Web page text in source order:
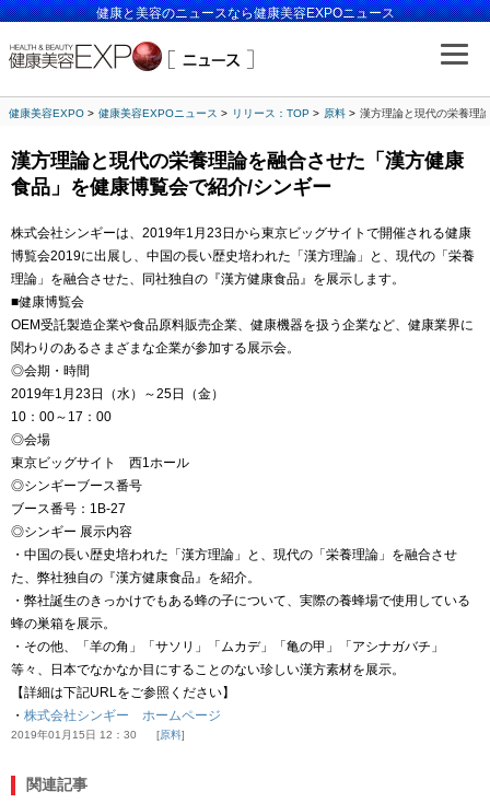
健康と美容のニュースなら健康美容EXPOニュース
健康美容EXPO 健康美容EXPOニュース リリース：TOP 原料 漢方理論と現代の栄養理
漢方理論と現代の栄養理論を融合させた「漢方健康
食品」を健康博覧会で紹介/シンギー
株式会社シンギーは、2019年1月23日から東京ビッグサイトで開催される健康
博覧会2019に出展し、中国の長い歴史培われた「漢方理論」と、現代の「栄養
理論」を融合させた、同社独自の『漢方健康食品』を展示します。
■健康博覧会
OEM受託製造企業や食品原料販売企業、健康機器を扱う企業など、健康業界に
関わりのあるさまざまな企業が参加する展示会。
◎会期・時間
2019年1月23日（水）～25日（金）
10：00～17：00
◎会場
東京ビッグサイト 西1ホール
◎シンギーブース番号
ブース番号：1B-27
◎シンギー 展示内容
・中国の長い歴史培われた「漢方理論」と、現代の「栄養理論」を融合させ
た、弊社独自の『漢方健康食品』を紹介。
・弊社誕生のきっかけでもある蜂の子について、実際の養蜂場で使用している
蜂の巣箱を展示。
・その他、「羊の角」「サソリ」「ムカデ」「亀の甲」「アシナガバチ」
等々、日本でなかなか目にすることのない珍しい漢方素材を展示。
【詳細は下記URLをご参照ください】
・ 株式会社シンギー ホームページ
2019年01月15日 12：30 原料
関連記事